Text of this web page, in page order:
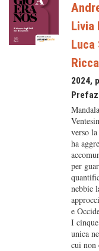
Livia
Luca
2024,
verso
ha
per
nebbie
e
I
unica
cui non